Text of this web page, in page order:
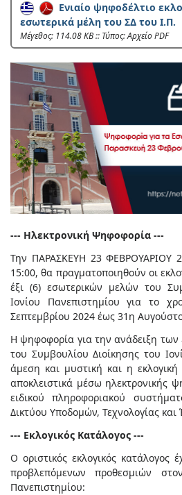
Ενιαίο ψηφοδέλτιο
εσωτερικά μέλη του ΣΔ του Ι.Π.
Mέγεθος: 114.08 KB :: Τύπος: Αρχείο PDF
--- Ηλεκτρονική Ψηφοφορία ---
Την ΠΑΡΑΣΚΕΥΗ 23 ΦΕΒΡΟΥΑΡΙΟΥ
15:00, θα πραγματοποιηθούν οι
έξι (6) εσωτερικών μελών του
Ιονίου Πανεπιστημίου για το
Σεπτεμβρίου 2024 έως 31η
Η ψηφοφορία για την ανάδειξη των
του Συμβουλίου Διοίκησης του
άμεση και μυστική και η εκλογική
αποκλειστικά μέσω ηλεκτρονικής
ειδικού πληροφοριακού
Δικτύου Υποδομών, Τεχνολογίας και
--- Εκλογικός Κατάλογος ---
Ο οριστικός εκλογικός κατάλογος
προβλεπόμενων προθεσμιών
Πανεπιστημίου: